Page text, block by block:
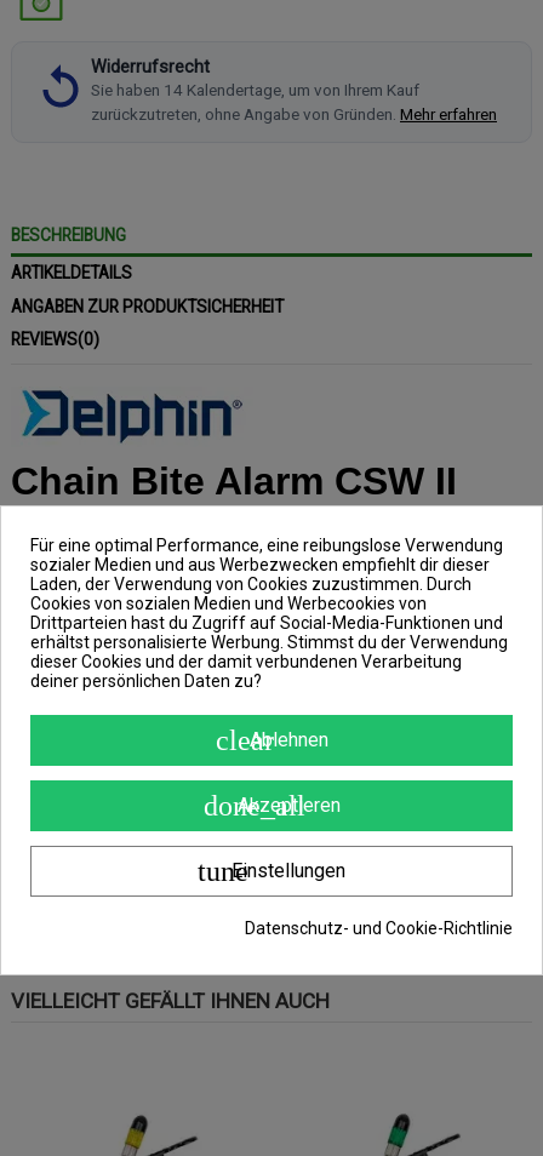
Widerrufsrecht
Sie haben 14 Kalendertage, um von Ihrem Kauf
zurückzutreten, ohne Angabe von Gründen. Mehr erfahren
BESCHREIBUNG
ARTIKELDETAILS
ANGABEN ZUR PRODUKTSICHERHEIT
REVIEWS(0)
Chain Bite Alarm CSW II
Der Chain Bite Alarm CSW II ist mit einem Schnurhaltermechanismus
ausgestattet, welcher auf einem bereits bewährten System aufbaut.
Die Kette ist abnehmbar, so dass du den gesamten Halter auf dem Ständer oder
Rutenhalter belassen kannst. Das Wiederanbringen des Leuchtfeuers ist somit
eine Sache von wenigen Sekunden.
Der Bissanzeigerkopf kann mit Zusatzgewichten bestückt werden. Mit dem so
beladenen Kopf kannst du den Bissanzeiger auch bei starker Strömung oder bei
starkem Wind bequem nutzen.
den Biss eines Fisches mit der Farbe Rot signalisiert.
bewährter Schnurhaltermechanismus
VIELLEICHT GEFÄLLT IHNEN AUCH
Für eine optimal Performance, eine reibungslose Verwendung
sozialer Medien und aus Werbezwecken empfiehlt dir dieser
Laden, der Verwendung von Cookies zuzustimmen. Durch
Cookies von sozialen Medien und Werbecookies von
Drittparteien hast du Zugriff auf Social-Media-Funktionen und
erhältst personalisierte Werbung. Stimmst du der Verwendung
dieser Cookies und der damit verbundenen Verarbeitung
deiner persönlichen Daten zu?
clearAblehnen
done_all
Akzeptieren
tuneEinstellungen
Datenschutz- und Cookie-Richtlinie